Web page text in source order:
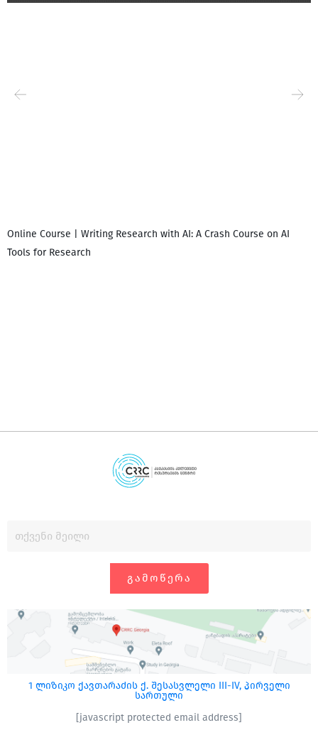
Online Course | Writing Research with AI: A Crash Course on AI
Tools for Research
ᲒᲐᲛᲝᲬᲔᲠᲐ
1 ლიზიკო ქავთარაძის ქ. შესასვლელი III-IV, პირველი
სართული
[javascript protected email address]